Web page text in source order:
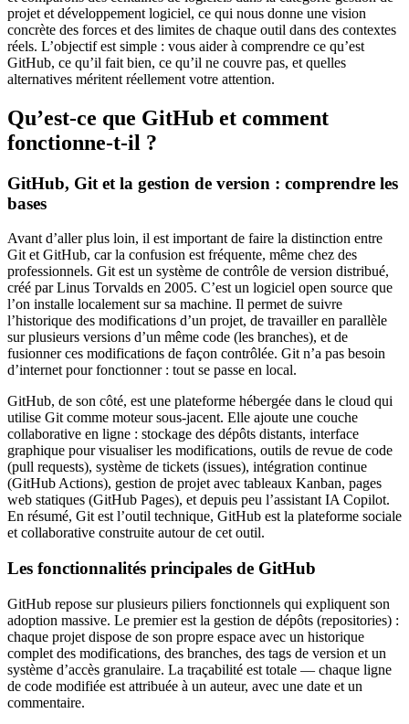
projet et développement logiciel, ce qui nous donne une vision
concrète des forces et des limites de chaque outil dans des contextes
réels. L’objectif est simple : vous aider à comprendre ce qu’est
GitHub, ce qu’il fait bien, ce qu’il ne couvre pas, et quelles
alternatives méritent réellement votre attention.
Qu’est-ce que GitHub et comment
fonctionne-t-il ?
GitHub, Git et la gestion de version : comprendre les
bases
Avant d’aller plus loin, il est important de faire la distinction entre
Git et GitHub, car la confusion est fréquente, même chez des
professionnels. Git est un système de contrôle de version distribué,
créé par Linus Torvalds en 2005. C’est un logiciel open source que
l’on installe localement sur sa machine. Il permet de suivre
l’historique des modifications d’un projet, de travailler en parallèle
sur plusieurs versions d’un même code (les branches), et de
fusionner ces modifications de façon contrôlée. Git n’a pas besoin
d’internet pour fonctionner : tout se passe en local.
GitHub, de son côté, est une plateforme hébergée dans le cloud qui
utilise Git comme moteur sous-jacent. Elle ajoute une couche
collaborative en ligne : stockage des dépôts distants, interface
graphique pour visualiser les modifications, outils de revue de code
(pull requests), système de tickets (issues), intégration continue
(GitHub Actions), gestion de projet avec tableaux Kanban, pages
web statiques (GitHub Pages), et depuis peu l’assistant IA Copilot.
En résumé, Git est l’outil technique, GitHub est la plateforme sociale
et collaborative construite autour de cet outil.
Les fonctionnalités principales de GitHub
GitHub repose sur plusieurs piliers fonctionnels qui expliquent son
adoption massive. Le premier est la gestion de dépôts (repositories) :
chaque projet dispose de son propre espace avec un historique
complet des modifications, des branches, des tags de version et un
système d’accès granulaire. La traçabilité est totale — chaque ligne
de code modifiée est attribuée à un auteur, avec une date et un
commentaire.